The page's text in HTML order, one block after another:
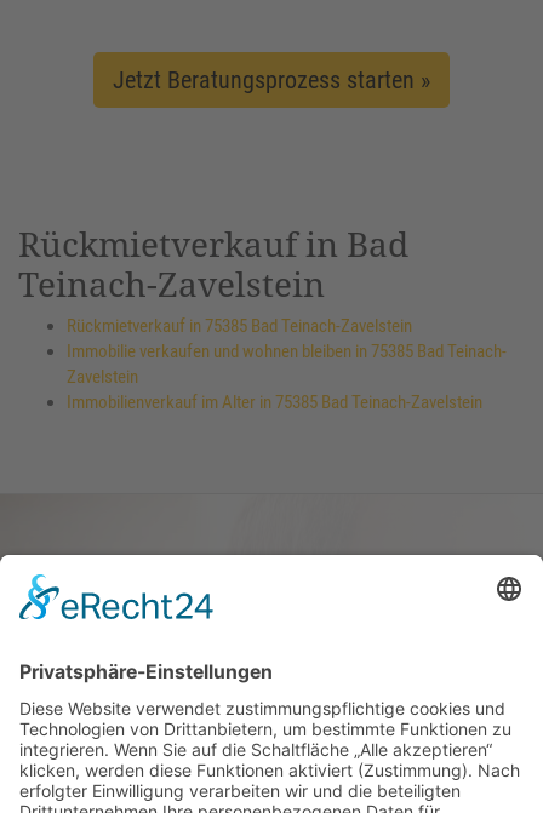
Jetzt Beratungsprozess starten »
Rückmietverkauf in Bad
Teinach-Zavelstein
Rückmietverkauf in 75385 Bad Teinach-Zavelstein
Immobilie verkaufen und wohnen bleiben in 75385 Bad Teinach-
Zavelstein
Immobilienverkauf im Alter in 75385 Bad Teinach-Zavelstein
verkaufen und darin
wohnen bleiben
Verkaufen Sie Ihr Haus oder Ihre
Eigen­tums­woh­nung und bleiben Sie
darin wohnen.